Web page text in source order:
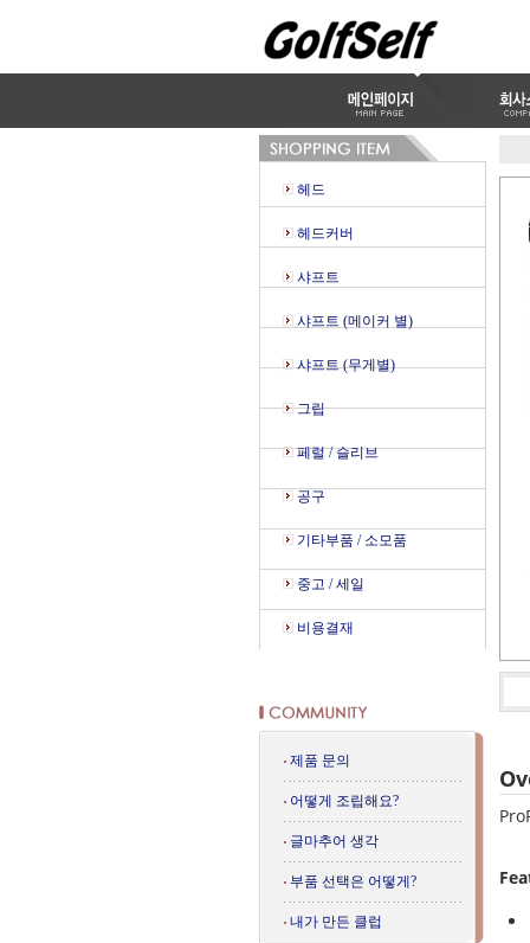
헤드
헤드커버
샤프트
샤프트 (메이커 별)
샤프트 (무게별)
그립
페럴 / 슬리브
공구
기타부품 / 소모품
중고 / 세일
비용결재
제품 문의
어떻게 조립해요?
글마추어 생각
부품 선택은 어떻게?
내가 만든 클럽